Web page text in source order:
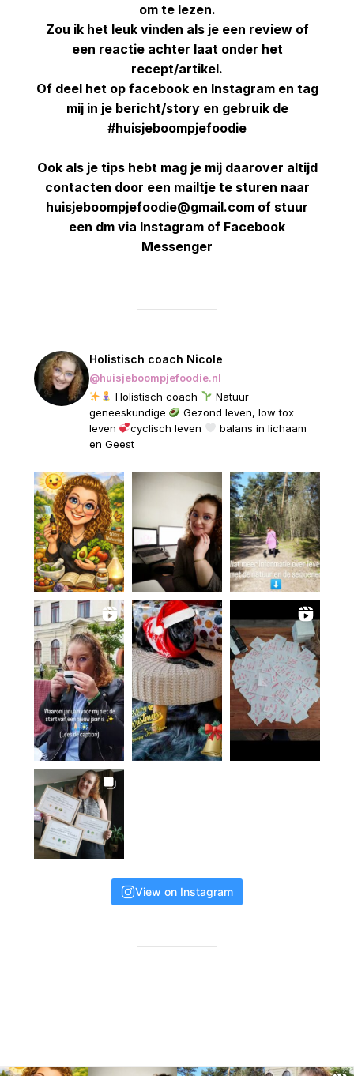
om te lezen.
Zou ik het leuk vinden als je een review of
een reactie achter laat onder het
recept/artikel.
Of deel het op facebook en Instagram en tag
mij in je bericht/story en gebruik de
#huisjeboompjefoodie
Ook als je tips hebt mag je mij daarover altijd
contacten door een mailtje te sturen naar
huisjeboompjefoodie@gmail.com of stuur
een dm via Instagram of Facebook
Messenger
Holistisch coach Nicole
@huisjeboompjefoodie.nl
Holistisch coach
Natuur
geneeskundige
Gezond leven, low tox
leven
cyclisch leven
balans in lichaam
en Geest
View on Instagram